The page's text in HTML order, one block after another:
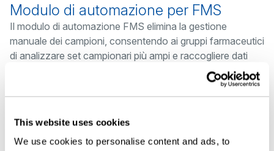
This website uses cookies
We use cookies to personalise content and ads, to
Modulo di automazione per FMS
Il modulo di automazione FMS elimina la gestione
manuale dei campioni, consentendo ai gruppi farmaceutici
di analizzare set campionari più ampi e raccogliere dati
statisticamente significativi, liberando tempo prezioso per
Con una capacità di campionamento di centinaia di fiale, il
produttività fino a 300 campioni all’ora